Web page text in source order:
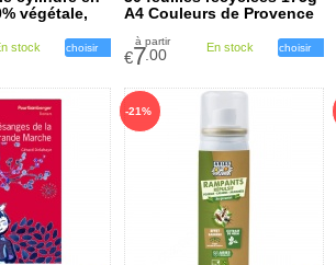
végétale,
stock choisir
A4 Couleurs de Provence
à partir
€7.00 En stock choisir
-21%